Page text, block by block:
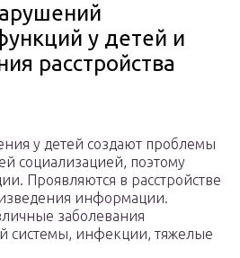
у детей и
расстройства
у детей создают проблемы
социализацией, поэтому
Проявляются в расстройстве
информации.
заболевания
системы, инфекции, тяжелые